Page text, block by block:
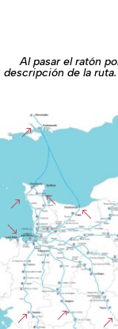
Al pasar el ratón
descripción de la
&
&
%
%
&
&
&
'